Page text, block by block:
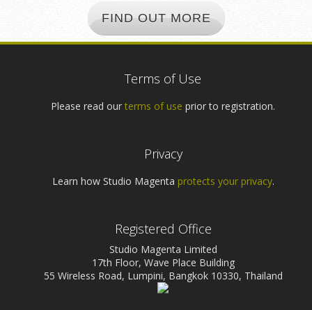
FIND OUT MORE
Terms of Use
Please read our terms of use prior to registration.
Privacy
Learn how Studio Magenta protects your privacy.
Registered Office
Studio Magenta Limited
17th Floor, Wave Place Building
55 Wireless Road, Lumpini, Bangkok 10330, Thailand